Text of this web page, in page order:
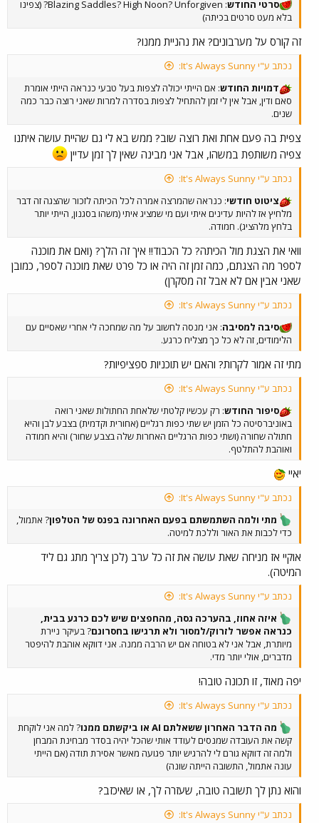
סרטי החודש
: Blazing Saddles? High Noon? Unforgiven? (צפינו
בלא מעט סרטים בכיתה)
זה קורס על מערבונים? את נהניית ממנו?
נכתב ע"י It's Always Sunny:
דמויות החודש: אם הייתי יכולה לצפות בעל טבעי כנראה הייתי אומרת
סאם ודין, אבל אין לי זמן להתחיל לצפות בסדרה למרות שאני רוצה כבר כמה
שנים.
צפית בה פעם אחת ואת רוצה שוב? ממש בא לי גם שהיית עושה איתנו
צפיה משותפת במשהו, אבל אני מבינה שאין לך זמן עדיין
נכתב ע"י It's Always Sunny:
ציטוט חודשי: כנראה שהמרצה אמרה לכל הכיתה לזכור שהצגה זה דבר
מלחיץ אז להיות עדינים איתי ועם מי שמציג איתי (משהו בסגנון, הייתי יותר
בלחץ מלהציג). חמודה.
וואי את הצגת מול הכיתה? כל הכבוד!! איך זה הלך? (ואם את מוכנה
לספר מה הצגתם, כמה זמן זה היה או כל פרט שאת מוכנה לספר, כמובן
שאני אבין אם לא אבל זה מסקרן)
נכתב ע"י It's Always Sunny:
סיבה למסיבה: אני מנסה לחשוב על מה שמחכה לי אחרי שאסיים עם
הלימודים, זה לא כל כך מצליח כרגע.
מתי זה אמור לקרות? והאם יש תוכניות ספציפיות?
נכתב ע"י It's Always Sunny:
סיפור החודש: רק עכשיו קלטתי שלאחת החתולות שאני רואה
באוניברסיטה כל הזמן יש שתי כפות רגליים (אחורית וקדמית) בצבע לבן והיא
חתולה שחורה (ושתי כפות הרגליים האחרות שלה בצבע שחור) והיא חמודה
ואוהבת להתלטף.
יאיי
נכתב ע"י It's Always Sunny:
מתי ולמה השתמשתם בפעם האחרונה בפנס של הטלפון? אתמול,
כדי לכבות את האור וללכת למיטה.
אוקיי אז מניחה שאת עושה את זה כל ערב (לכן צריך מתג גם ליד
המיטה).
נכתב ע"י It's Always Sunny:
איזה אחוז, בהערכה גסה, מהחפצים שיש לכם כרגע בבית,
כנראה אפשר לזרוק/למסור ולא תרגישו בחסרונם? בעיקר ניירת
מיותרת, אבל אני לא בטוחה אם יש הרבה ממנה. אני דווקא אוהבת להיפטר
מדברים, אולי יותר מדי.
יפה מאוד, זו תכונה טובה!
נכתב ע"י It's Always Sunny:
מה הדבר האחרון ששאלתם AI או ביקשתם ממנו
? למה אני לוקחת
קשה את העובדה שמנסים לעודד אותי שהכל יהיה בסדר מבחינת המבחן
ולמה זה דווקא גורם לי להרגיש יותר פגועה מאשר אסירת תודה (אם הייתי
עונה אתמול, התשובה הייתה שונה)
והוא נתן לך תשובה טובה, שעזרה לך, או שאיכזב?
נכתב ע"י It's Always Sunny: